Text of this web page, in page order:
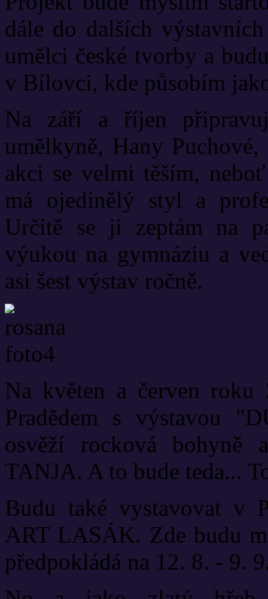
dále do dalších
umělci české tvorby a
v Bílovci, kde působím
Na září a říjen
umělkyně, Hany
akci se velmi těším,
má ojedinělý styl a
Určitě se ji zeptám na
výukou na gymnáziu a
asi šest výstav ročně.
Na květen a červen roku
Pradědem s výstavou
osvěží rocková bohyně
TANJA. A to bude teda...
Budu také vystavovat v
ART LASÁK. Zde budu
předpokládá na 12. 8. - 9.